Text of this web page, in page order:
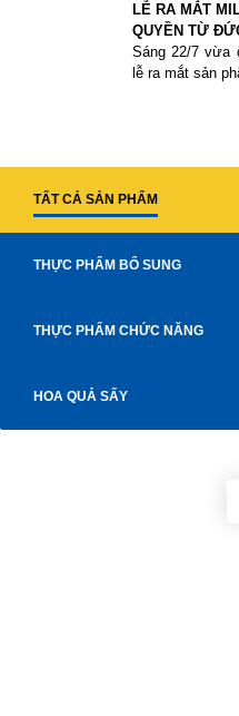
LỄ RA MẮT
QUYỀN TỪ
Sáng 22/7 vừa
lễ ra mắt sản
TẤT CẢ SẢN PHẨM
THỰC PHẨM BỔ SUNG
THỰC PHẨM CHỨC NĂNG
HOA QUẢ SẤY